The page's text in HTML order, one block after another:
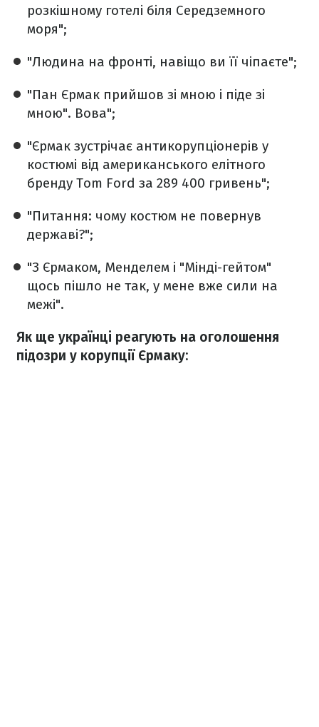
розкішному готелі біля Середземного
моря";
"Людина на фронті, навіщо ви її чіпаєте";
"Пан Єрмак прийшов зі мною і піде зі
мною". Вова";
"Єрмак зустрічає антикорупціонерів у
костюмі від американського елітного
бренду Tom Ford за 289 400 гривень";
"Питання: чому костюм не повернув
державі?";
"З Єрмаком, Менделем і "Мінді-гейтом"
щось пішло не так, у мене вже сили на
межі".
Як ще українці реагують на оголошення
підозри у корупції Єрмаку: